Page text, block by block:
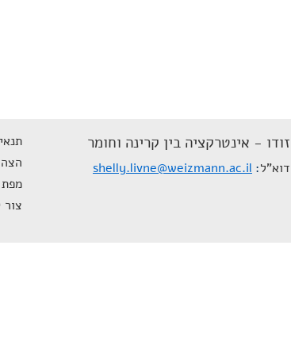
זודו - אינטרקציה בין קרינה וחומר
דוא"ל shelly.livne@weizmann.ac.il